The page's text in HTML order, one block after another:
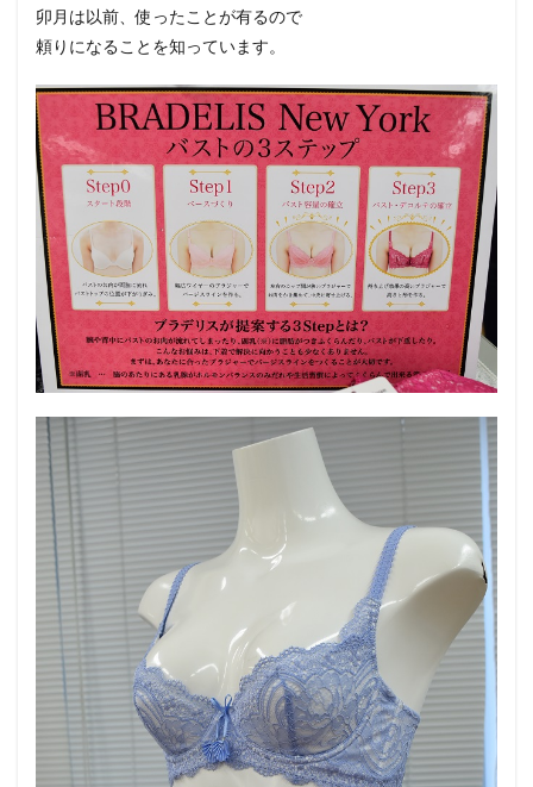
卯月は以前、使ったことが有るので
頼りになることを知っています。